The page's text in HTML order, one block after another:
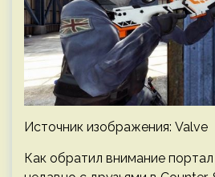
Источник изображения: Valve
Как обратил внимание портал